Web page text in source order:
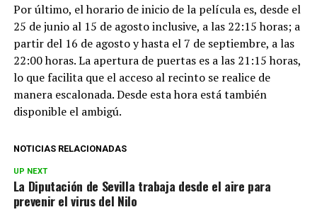
Por último, el horario de inicio de la película es, desde el
25 de junio al 15 de agosto inclusive, a las 22:15 horas; a
partir del 16 de agosto y hasta el 7 de septiembre, a las
22:00 horas. La apertura de puertas es a las 21:15 horas,
lo que facilita que el acceso al recinto se realice de
manera escalonada. Desde esta hora está también
disponible el ambigú.
NOTICIAS RELACIONADAS
UP NEXT
La Diputación de Sevilla trabaja desde el aire para
prevenir el virus del Nilo